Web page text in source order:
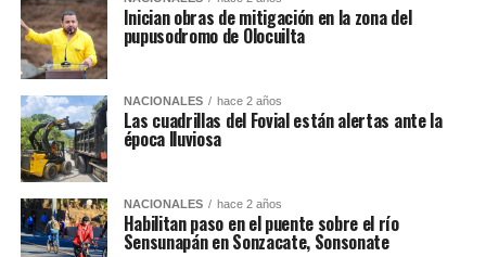
Inician obras de mitigación en la zona del
pupusodromo de Olocuilta
NACIONALES hace 2 años
Las cuadrillas del Fovial están alertas ante la
época lluviosa
NACIONALES hace 2 años
Habilitan paso en el puente sobre el río
Sensunapán en Sonzacate, Sonsonate